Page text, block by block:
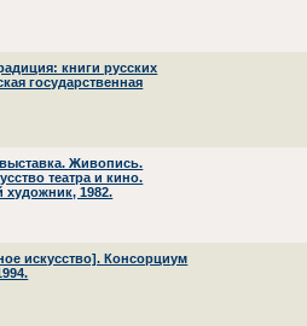
книги русских
государственная
Живопись.
театра и кино.
художник, 1982.
искусство]. Консорциум